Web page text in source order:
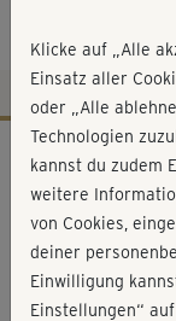
TriYoga-Flow
Workout-Facts
mittelschwer
67 Min
192 kcal
Christiane
Klicke auf „Alle
Einsatz aller
oder „Alle
Technologien
kannst du zudem
weitere
von Cookies,
deiner
Einwilligung
Einstellungen“